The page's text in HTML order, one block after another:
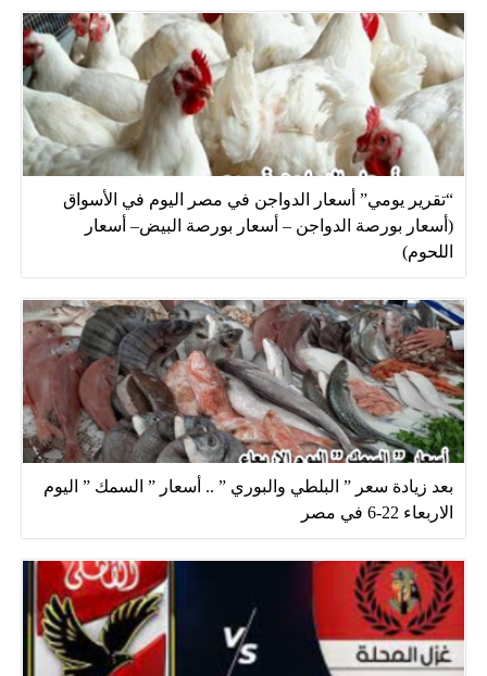
“تقرير يومي” أسعار الدواجن في مصر اليوم في الأسواق
(أسعار بورصة الدواجن – أسعار بورصة البيض– أسعار
اللحوم)
بعد زيادة سعر ” البلطي والبوري ” .. أسعار ” السمك ” اليوم
الاربعاء 22-6 في مصر